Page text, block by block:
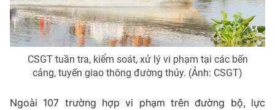
CSGT tuần tra, kiểm soát, xử lý vi phạm tại các bến
cảng, tuyến giao thông đường thủy. (Ảnh: CSGT)
Ngoài 107 trường hợp vi phạm trên đường bộ, lực